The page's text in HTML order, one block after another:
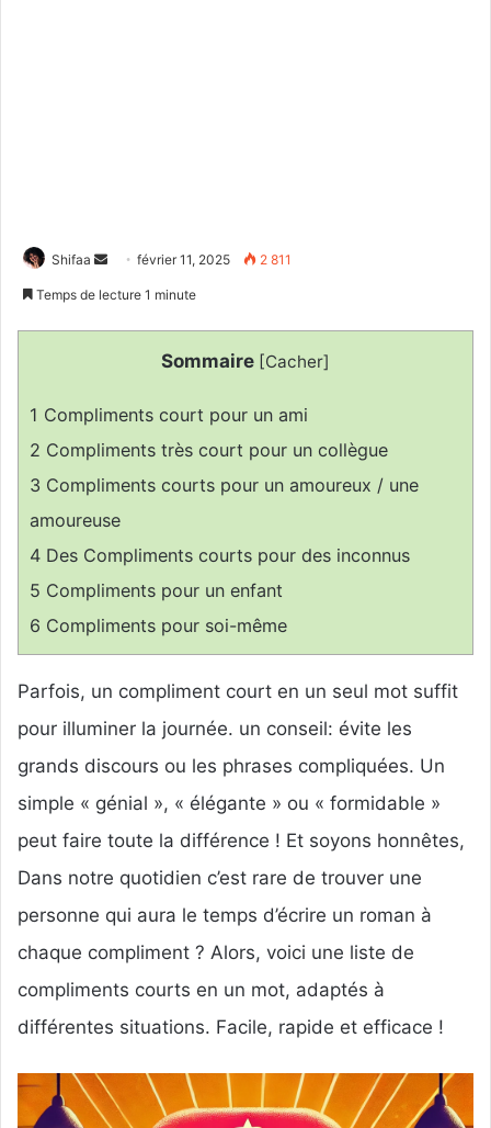
Shifaa
Envoyerfévrier 11, 2025 2 811
Temps de lecture 1 minute
Sommaire [Cacher]
1 Compliments court pour un ami
2 Compliments très court pour un collègue
3 Compliments courts pour un amoureux / une
amoureuse
4 Des Compliments courts pour des inconnus
5 Compliments pour un enfant
6 Compliments pour soi-même
Parfois, un compliment court en un seul mot suffit
pour illuminer la journée. un conseil: évite les
grands discours ou les phrases compliquées. Un
simple « génial », « élégante » ou « formidable »
peut faire toute la différence ! Et soyons honnêtes,
Dans notre quotidien c’est rare de trouver une
personne qui aura le temps d’écrire un roman à
chaque compliment ? Alors, voici une liste de
compliments courts en un mot, adaptés à
différentes situations. Facile, rapide et efficace !